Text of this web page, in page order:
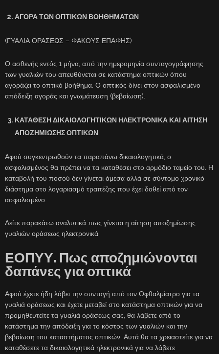
ΑΓΟΡΑ ΤΩΝ ΟΠΤΙΚΩΝ ΒΟΗΘΗΜΑΤΩΝ
(ΓΥΑΛΙΑ ΟΡΑΣΕΩΣ – ΦΑΚΟΥΣ ΕΠΑΦΗΣ)
Ο ασθενής εντός 1 μήνα, από την ημερομηνία συνταγογράφησης
των γυαλιών του απευθύνεται σε κατάστημα οπτικών όπου
αγοράζει το οπτικό βοήθημα. Ο οπτικός δίνει στον ασφαλισμένο
απόδειξη αγοράς και γνωμάτευση (βεβαίωση).
ΚΑΤΑΘΕΣΗ ΔΙΚΑΙΟΛΟΓΗΤΙΚΩΝ ΗΛΕΚΤΡΟΝΙΚΑ ΚΑΙ ΑΙΤΗΣΗ
ΑΠΟΖΗΜΙΩΣΗΣ ΟΠΤΙΚΩΝ
Αφού συγκεντρωθούν τα παραπάνω δικαιολογητικά, ο
ασφαλισμένος θα πρέπει να τα καταθέσει στο αρμόδιο ταμείο του. Η
καταβολή του ποσού δεν γίνεται άμεσα αλλά σε σύντομο χρονικό
διάστημα στο λογαριασμό τραπέζης που έχει δοθεί από τον
ασφαλισμένο.
Δείτε παρακάτω αναλυτικά πως γίνεται η αίτηση αποζημίωσης
γυαλιών οράσεως ηλεκτρονικά.
ΕΟΠΥΥ. Πως αποζημιώνονται
δαπάνες για οπτικά
Αφού έχετε ήδη λάβει την συνταγή από τον Οφθαλμίατρο για τα
γυαλιά οράσεως και έχετε μεταβεί στο κατάστημα οπτικών για να
προμηθευτείτε τα γυαλιά οράσεως σας, θα λάβετε από το
κατάστημα την απόδειξη για το κόστος των γυαλιών και την
βεβαίωση του καταστήματος οπτικών. Αυτά θα τα χρειαστείτε για να
καταθέσετε τα δικαιολογητικά ηλεκτρονικά για να λάβετε